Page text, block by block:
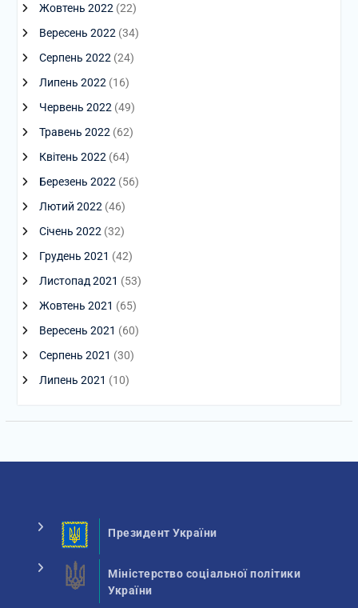
Жовтень 2022 (22)
Вересень 2022 (34)
Серпень 2022 (24)
Липень 2022 (16)
Червень 2022 (49)
Травень 2022 (62)
Квітень 2022 (64)
Березень 2022 (56)
Лютий 2022 (46)
Січень 2022 (32)
Грудень 2021 (42)
Листопад 2021 (53)
Жовтень 2021 (65)
Вересень 2021 (60)
Серпень 2021 (30)
Липень 2021 (10)
Президент України
Міністерство соціальної політики
України